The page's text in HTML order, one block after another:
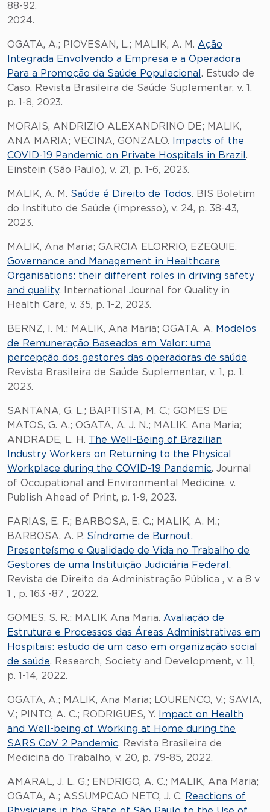
88-92,
2024.
OGATA, A.; PIOVESAN, L.; MALIK, A. M. Ação
Integrada Envolvendo a Empresa e a Operadora
Para a Promoção da Saúde Populacional . Estudo de
Caso. Revista Brasileira de Saúde Suplementar, v. 1,
p. 1-8, 2023.
MORAIS, ANDRIZIO ALEXANDRINO DE; MALIK,
ANA MARIA; VECINA, GONZALO.
Impacts of the
COVID-19 Pandemic on Private Hospitals in Brazil .
Einstein (São Paulo), v. 21, p. 1-6, 2023.
MALIK, A. M. Saúde é Direito de Todos. BIS Boletim
do Instituto de Saúde (impresso), v. 24, p. 38-43,
2023.
MALIK, Ana Maria; GARCIA ELORRIO, EZEQUIE.
Governance and Management in Healthcare
Organisations: their different roles in driving safety
and quality. International Journal for Quality in
Health Care, v. 35, p. 1-2, 2023.
BERNZ, I. M.; MALIK, Ana Maria; OGATA, A. Modelos
de Remuneração Baseados em Valor: uma
percepção dos gestores das operadoras de saúde.
Revista Brasileira de Saúde Suplementar, v. 1, p. 1,
2023.
SANTANA, G. L.; BAPTISTA, M. C.; GOMES DE
MATOS, G. A.; OGATA, A. J. N.; MALIK, Ana Maria;
ANDRADE, L. H. The Well-Being of Brazilian
Industry Workers on Returning to the Physical
Workplace during the COVID-19 Pandemic. Journal
of Occupational and Environmental Medicine, v.
Publish Ahead of Print, p. 1-9, 2023.
FARIAS, E. F.; BARBOSA, E. C.; MALIK, A. M.;
BARBOSA, A. P. Síndrome de Burnout,
Presenteísmo e Qualidade de Vida no Trabalho de
Gestores de uma Instituição Judiciária Federal .
Revista de Direito da Administração Pública , v. a 8 v
1 , p. 163 -87 , 2022.
GOMES, S. R.; MALIK Ana Maria. Avaliação de
Estrutura e Processos das Áreas Administrativas em
Hospitais: estudo de um caso em organização social
de saúde. Research, Society and Development, v. 11,
p. 1-14, 2022.
OGATA, A.; MALIK, Ana Maria; LOURENCO, V.; SAVIA,
V.; PINTO, A. C.; RODRIGUES, Y.
Impact on Health
and Well-being of Working at Home during the
SARS CoV 2 Pandemic. Revista Brasileira de
Medicina do Trabalho, v. 20, p. 79-85, 2022.
AMARAL, J. L. G.; ENDRIGO, A. C.; MALIK, Ana Maria;
OGATA, A.; ASSUMPCAO NETO, J. C. Reactions of